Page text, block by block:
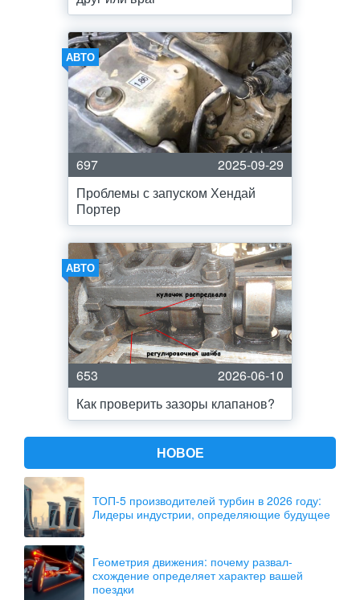
АВТО
697
2025-09-29
Проблемы с запуском Хендай
Портер
АВТО
653
2026-06-10
Как проверить зазоры клапанов?
НОВОЕ
ТОП-5 производителей турбин в 2026 году:
Лидеры индустрии, определяющие будущее
Геометрия движения: почему развал-
схождение определяет характер вашей
поездки